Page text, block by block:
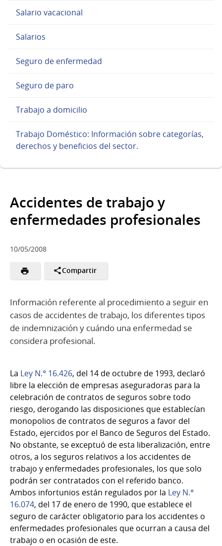
Salario vacacional
Salarios
Seguro de enfermedad
Seguro de paro
Trabajo a domicilio
Trabajo Doméstico: Información sobre categorías,
derechos y beneficios del sector.
Accidentes de trabajo y
enfermedades profesionales
10/05/2008
Compartir
Información referente al procedimiento a seguir en
casos de accidentes de trabajo, los diferentes tipos
de indemnización y cuándo una enfermedad se
considera profesional.
La Ley N.° 16.426, del 14 de octubre de 1993, declaró
libre la elección de empresas aseguradoras para la
celebración de contratos de seguros sobre todo
riesgo, derogando las disposiciones que establecían
monopolios de contratos de seguros a favor del
Estado, ejercidos por el Banco de Seguros del Estado.
No obstante, se exceptuó de esta liberalización, entre
otros, a los seguros relativos a los accidentes de
trabajo y enfermedades profesionales, los que solo
podrán ser contratados con el referido banco.
Ambos infortunios están regulados por la Ley N.°
16.074, del 17 de enero de 1990, que establece el
seguro de carácter obligatorio para los accidentes o
enfermedades profesionales que ocurran a causa del
trabajo o en ocasión de este.